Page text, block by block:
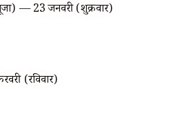
— 23 जनवरी (शुक्रवार)
(रविवार)